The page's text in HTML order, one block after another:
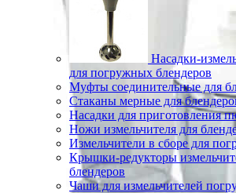
Насадки-
для погружных блендеров
Муфты соединительные для
Стаканы мерные для
Насадки для приготовления
Ножи измельчителя для
Измельчители в сборе для
Крышки-редукторы
блендеров
Чаши для измельчителей